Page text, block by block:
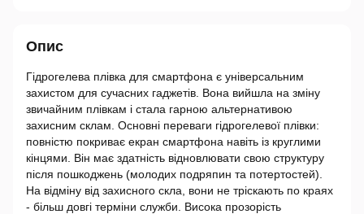
Опис
Гідрогелева плівка для смартфона є універсальним
захистом для сучасних гаджетів. Вона вийшла на зміну
звичайним плівкам і стала гарною альтернативою
захисним склам. Основні переваги гідрогелевої плівки:
повністю покриває екран смартфона навіть із круглими
кінцями. Він має здатність відновлювати свою структуру
після пошкоджень (молодих подряпин та потертостей).
На відміну від захисного скла, вони не тріскають по краях
- більш довгі терміни служби. Висока прозорість